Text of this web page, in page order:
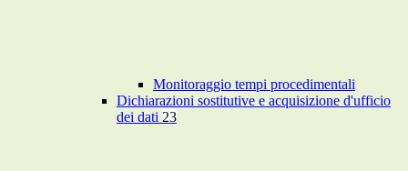
Monitoraggio tempi procedimentali
Dichiarazioni sostitutive e acquisizione d'ufficio
dei dati 23